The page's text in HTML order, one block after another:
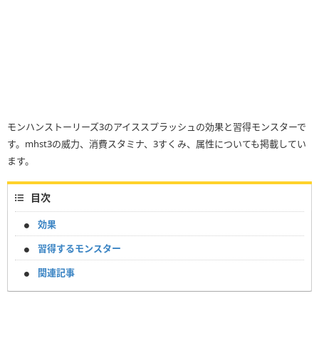
モンハンストーリーズ3のアイススプラッシュの効果と習得モンスターで
す。mhst3の威力、消費スタミナ、3すくみ、属性についても掲載してい
ます。
目次
効果
習得するモンスター
関連記事